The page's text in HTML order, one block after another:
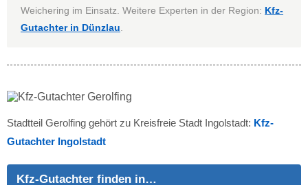
Weichering im Einsatz. Weitere Experten in der Region: Kfz-
Gutachter in Dünzlau
Stadtteil Gerolfing gehört zu Kreisfreie Stadt Ingolstadt: Kfz-
Gutachter Ingolstadt
Kfz-Gutachter finden in…